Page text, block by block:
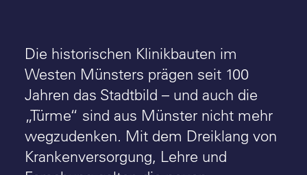
Die historischen Klinikbauten im
Westen Münsters prägen seit 100
Jahren das Stadtbild – und auch die
„Türme“ sind aus Münster nicht mehr
wegzudenken. Mit dem Dreiklang von
Krankenversorgung, Lehre und